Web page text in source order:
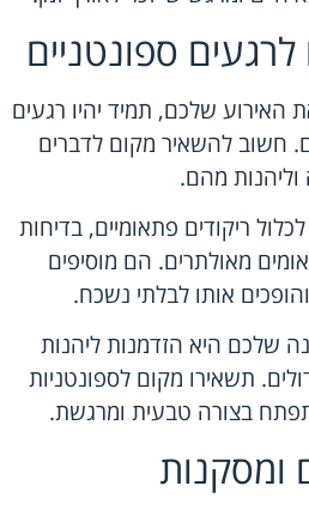
ספונטניים
שלכם, תמיד יהיו רגעים
חשוב להשאיר מקום לדברים
מהם.
ריקודים פתאומיים, בדיחות
מאולתרים. הם מוסיפים
אותו לבלתי נשכח.
שלכם היא הזדמנות ליהנות
תשאירו מקום לספונטניות
בצורה טבעית ומרגשת.
ומסקנות